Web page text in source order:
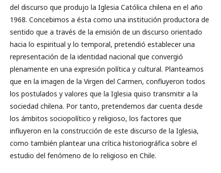
del discurso que produjo la Iglesia Católica chilena en el año
1968. Concebimos a ésta como una institución productora de
sentido que a través de la emisión de un discurso orientado
hacia lo espiritual y lo temporal, pretendió establecer una
representación de la identidad nacional que convergió
plenamente en una expresión política y cultural. Planteamos
que en la imagen de la Virgen del Carmen, confluyeron todos
los postulados y valores que la Iglesia quiso transmitir a la
sociedad chilena. Por tanto, pretendemos dar cuenta desde
los ámbitos sociopolítico y religioso, los factores que
influyeron en la construcción de este discurso de la Iglesia,
como también plantear una crítica historiográfica sobre el
estudio del fenómeno de lo religioso en Chile.